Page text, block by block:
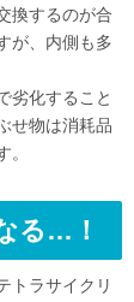
換するのが合
が、内側も多
劣化すること
せ物は消耗品
る…！
トラサイクリ